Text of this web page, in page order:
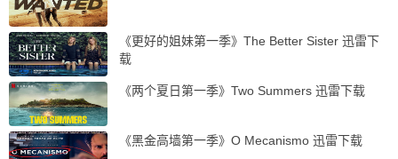
《更好的姐妹第一季》The Better Sister 迅雷下
载
《两个夏日第一季》Two Summers 迅雷下载
《黑金高墙第一季》O Mecanismo 迅雷下载